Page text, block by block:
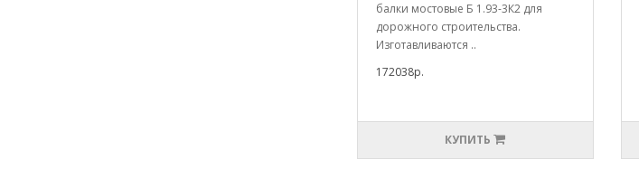
балки мостовые Б 1.93-3К2 для
дорожного строительства.
Изготавливаются ..
172038р.
КУПИТЬ